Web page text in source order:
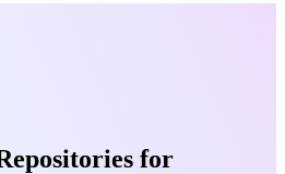
for